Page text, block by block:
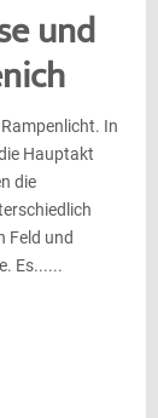
und
In
Hauptakt
die
Feld und
Es......